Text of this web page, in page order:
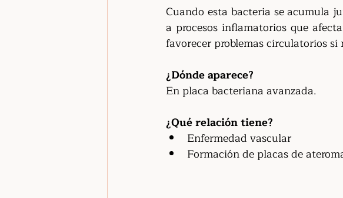
Cuando esta bacteria se acumula
a procesos inflamatorios que
favorecer problemas circulatorios
¿Dónde aparece?
En placa bacteriana avanzada.
¿Qué relación tiene?
Enfermedad vascular
Formación de placas de